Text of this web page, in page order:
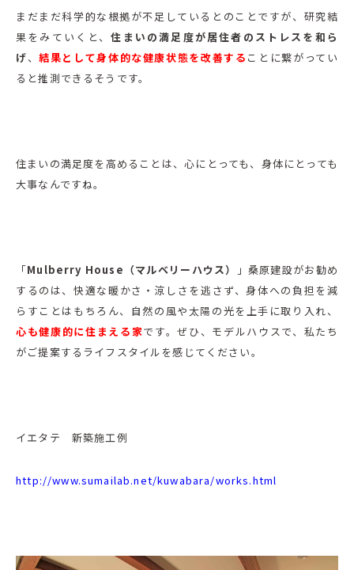
まだまだ科学的な根拠が不足しているとのことですが、研究結
果をみていくと、住まいの満足度が居住者のストレスを和ら
げ、結果として身体的な健康状態を改善する ことに繋がってい
ると推測できるそうです。
住まいの満足度を高めることは、心にとっても、身体にとっても
大事なんですね。
「Mulberry House（マルベリーハウス）
」桑原建設がお勧め
するのは、快適な暖かさ・涼しさを逃さず、身体への負担を減
らすことはもちろん、自然の風や太陽の光を上手に取り入れ、
心も健康的に住まえる家です。ぜひ、モデルハウスで、私たち
がご提案するライフスタイルを感じてください。
イエタテ 新築施工例
http://www.sumailab.net/kuwabara/works.html